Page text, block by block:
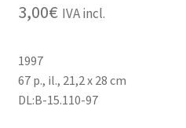
3,00€ IVA incl.
1997
67 p., il., 21,2 x 28 cm
DL:B-15.110-97